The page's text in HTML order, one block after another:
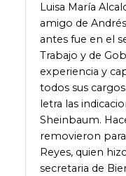
Luisa María
amigo de
antes fue en el
Trabajo y de
experiencia y
todos sus
letra las
Sheinbaum.
removieron
Reyes, quien
secretaria de